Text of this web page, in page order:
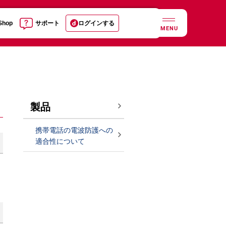
サポート ログインする
MENU
製品
携帯電話の電波防護への
適合性について